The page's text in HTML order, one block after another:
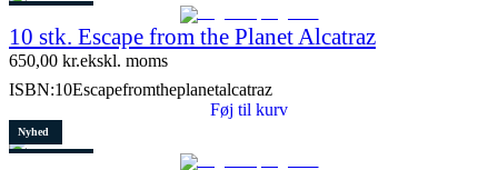
10 stk. Escape from the Planet Alcatraz
650,00 kr.ekskl. moms
ISBN:10Escapefromtheplanetalcatraz
Føj til kurv
Nyhed